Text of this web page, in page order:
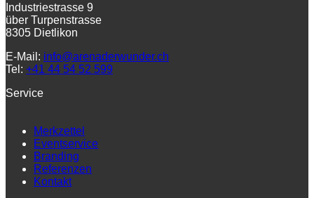
Industriestrasse 9
über Turpenstrasse
8305 Dietlikon
E-Mail: info@arenaderwunder.ch
Tel: +41 44 54 52 599
Service
Merkzettel
Eventservice
Branding
Referenzen
Kontakt